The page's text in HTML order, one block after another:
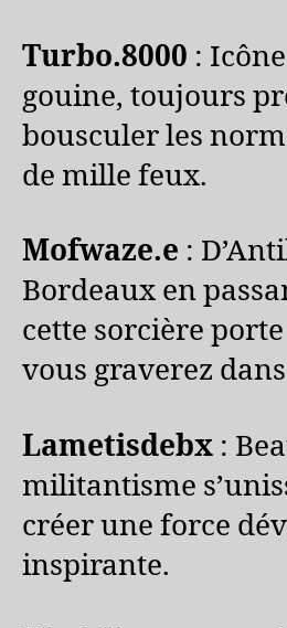
Turbo.8000 :
gouine, toujours
bousculer les
de mille feux.
Mofwaze.e :
Bordeaux en
cette sorcière
vous graverez
Lametisdebx :
militantisme
créer une force
inspirante.